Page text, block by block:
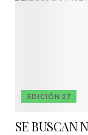
EDICIÓN 27
SE BUSCAN